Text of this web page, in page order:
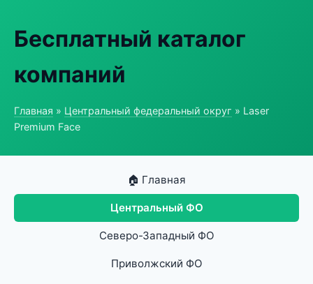
Бесплатный каталог
компаний
Главная » Центральный федеральный округ » Laser
Premium Face
🏠 Главная
Центральный ФО
Северо-Западный ФО
Приволжский ФО